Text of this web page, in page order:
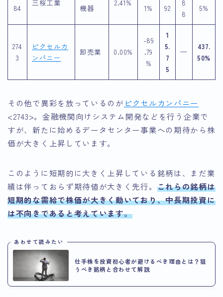
84
三桜工業
機器
2.41%
1%
92
8
8
5%
274
3
ピクセルカ
ンパニー
卸売業 0.00%
-89
.79
%
1
5.
7
5
—
437.
50%
その他で異彩を放っているのが ピクセルカンパニー
<2743>。金融機関向けシステム開発などを行う企業で
すが、新たに始めるデータセンター事業への期待から株
価が大きく上昇しています。
このように短期的に大きく上昇している銘柄は、まだ業
績は伴っておらず期待値が大きく先行。 これらの銘柄は
短期的な需給で株価が大きく動いており、中長期投資に
は不向きであると考えています。
あわせて読みたい
仕手株を投資初心者が避けるべき理由とは？狙
うべき銘柄と合わせて解説